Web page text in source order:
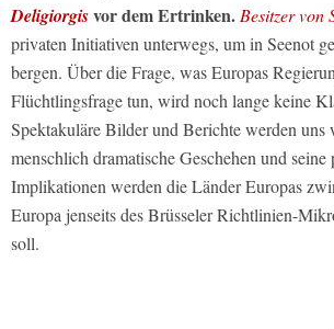
Deligiorgisvor dem Ertrinken. Besitzer von
privaten Initiativen unterwegs, um in Seenot
bergen. Über die Frage, was Europas
Flüchtlingsfrage tun, wird noch lange keine
Spektakuläre Bilder und Berichte werden uns
menschlich dramatische Geschehen und seine
Implikationen werden die Länder Europas
Europa jenseits des Brüsseler Richtlinien-
soll.